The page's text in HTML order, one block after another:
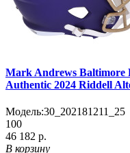
Mark Andrews Baltimore
Authentic 2024 Riddell
Модель:30_202181211_25
100
46 182 р.
В корзину